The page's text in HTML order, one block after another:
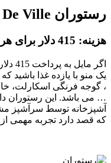
رستوران De L’Hôtel De Ville سوییس
هزینه: 415 دلار برای هر وعده
اگر
یک منو با یازده غذا
، گوجه فرنگی اسکارلت،
… می باشد. این رستوران
آشپزخانه توسط سرآشپز
که قصد دارد تجربه مهمی از